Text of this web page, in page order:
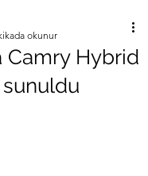
Camry Hybrid
sunuldu
okunur